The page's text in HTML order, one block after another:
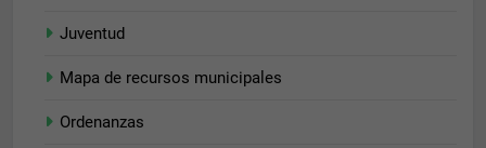
Juventud
Mapa de recursos municipales
Ordenanzas
de la web.